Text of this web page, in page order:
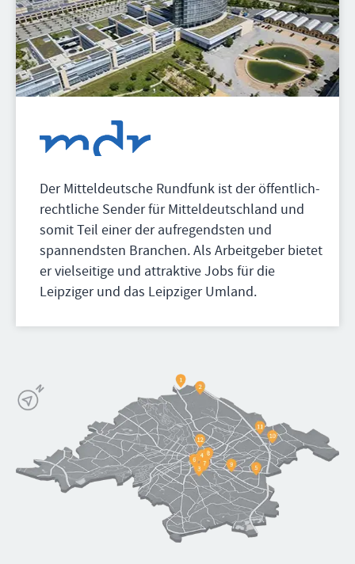
Der Mitteldeutsche Rundfunk ist der öffentlich-
rechtliche Sender für Mitteldeutschland und
somit Teil einer der aufregendsten und
spannendsten Branchen. Als Arbeitgeber bietet
er vielseitige und attraktive Jobs für die
Leipziger und das Leipziger Umland.